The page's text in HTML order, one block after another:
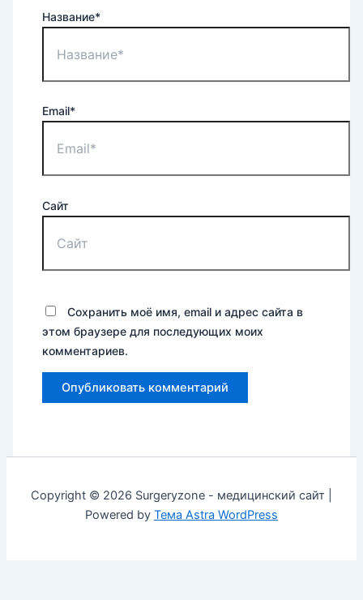
Название*
Email*
Сайт
Сохранить моё имя, email и адрес сайта в
этом браузере для последующих моих
комментариев.
Copyright © 2026 Surgeryzone - медицинский сайт |
Powered by Тема Astra WordPress